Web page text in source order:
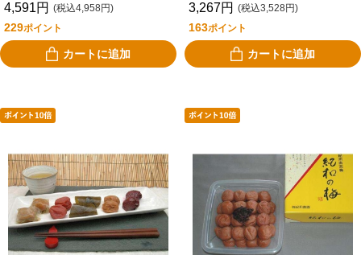
4,591円 (税込4,958円)
229ポイント
カートに追加
3,267円 (税込3,528円)
163ポイント
カートに追加